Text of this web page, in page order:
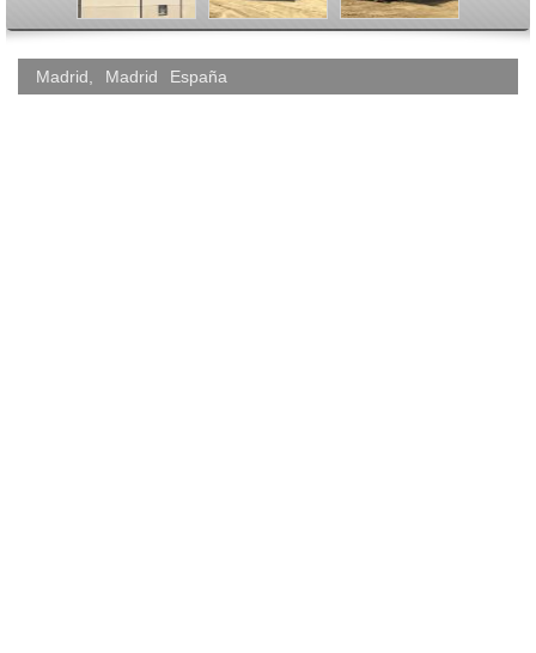
Madrid Madrid España